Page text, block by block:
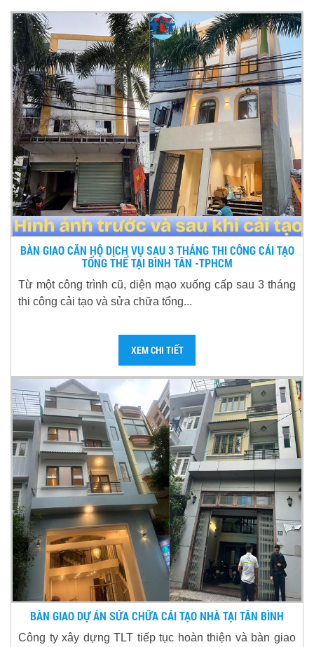
BÀN GIAO CĂN HỘ DỊCH VỤ SAU 3 THÁNG THI CÔNG CẢI TẠO
TỔNG THỂ TẠI BÌNH TÂN -TPHCM
Từ một công trình cũ, diện mạo xuống cấp sau 3 tháng
thi công cải tạo và sửa chữa tổng...
XEM CHI TIẾT
BÀN GIAO DỰ ÁN SỬA CHỮA CẢI TẠO NHÀ TẠI TÂN BÌNH
Công ty xây dựng TLT tiếp tục hoàn thiện và bàn giao